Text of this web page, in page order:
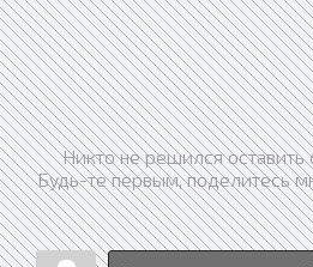
Никто не решился оставить
Будь-те первым, поделитесь